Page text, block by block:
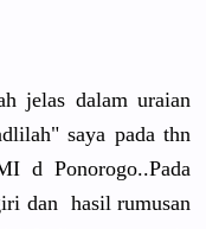
jelas dalam uraian
saya pada thn
d Ponorogo..Pada
i dan hasil rumusan